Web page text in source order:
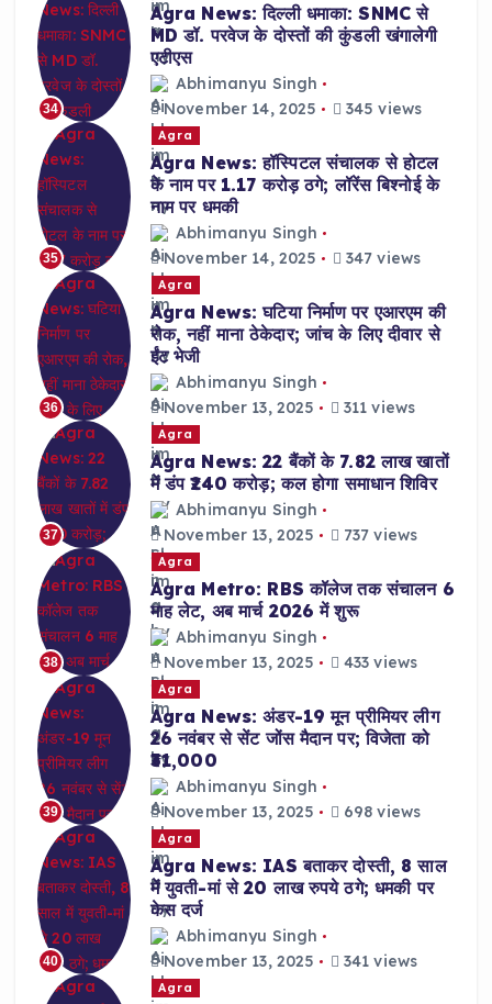
34
Agra News: दिल्ली धमाका: SNMC से
MD डॉ. परवेज के दोस्तों की कुंडली खंगालेगी
एटीएस
Abhimanyu Singh
November 14, 2025
345 views
35
Agra
Agra News: हॉस्पिटल संचालक से होटल
के नाम पर 1.17 करोड़ ठगे; लॉरेंस बिश्नोई के
नाम पर धमकी
Abhimanyu Singh
November 14, 2025
347 views
36
Agra
Agra News: घटिया निर्माण पर एआरएम की
रोक, नहीं माना ठेकेदार; जांच के लिए दीवार से
ईंट भेजी
Abhimanyu Singh
November 13, 2025
311 views
37
Agra
Agra News: 22 बैंकों के 7.82 लाख खातों
में डंप ₹240 करोड़; कल होगा समाधान शिविर
Abhimanyu Singh
November 13, 2025
737 views
38
Agra
Agra Metro: RBS कॉलेज तक संचालन 6
माह लेट, अब मार्च 2026 में शुरू
Abhimanyu Singh
November 13, 2025
433 views
39
Agra
Agra News: अंडर-19 मून प्रीमियर लीग
26 नवंबर से सेंट जोंस मैदान पर; विजेता को
₹31,000
Abhimanyu Singh
November 13, 2025
698 views
40
Agra
Agra News: IAS बताकर दोस्ती, 8 साल
में युवती-मां से 20 लाख रुपये ठगे; धमकी पर
केस दर्ज
Abhimanyu Singh
November 13, 2025
341 views
Agra